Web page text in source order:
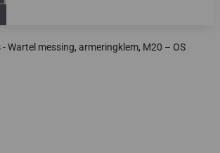
-Wartel messing, armeringklem, M20 – OS